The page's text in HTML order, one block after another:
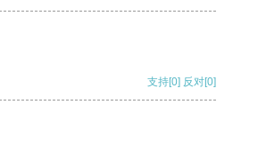
支持[0] 反对[0]